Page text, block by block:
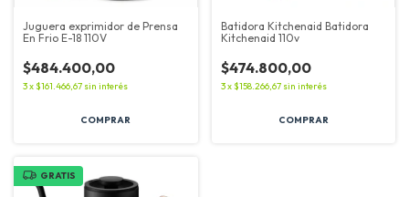
Juguera exprimidor de Prensa
En Frio E-18 110V
$484.400,00
3x$161.466,67 sin interés
Batidora Kitchenaid Batidora
Kitchenaid 110v
$474.800,00
3x$158.266,67 sin interés
GRATIS